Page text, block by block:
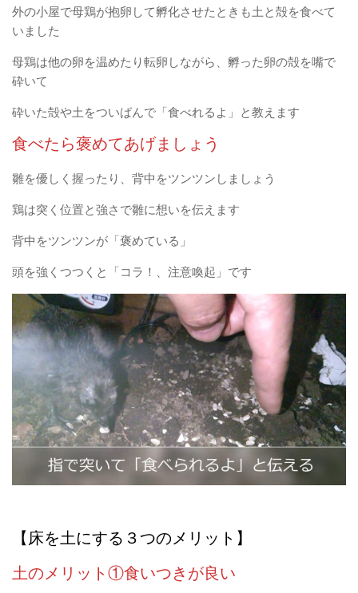
外の小屋で母鶏が抱卵して孵化させたときも土と殻を食べて
いました
母鶏は他の卵を温めたり転卵しながら、孵った卵の殻を嘴で
砕いて
砕いた殻や土をついばんで「食べれるよ」と教えます
食べたら褒めてあげましょう
雛を優しく握ったり、背中をツンツンしましょう
鶏は突く位置と強さで雛に想いを伝えます
背中をツンツンが「褒めている」
頭を強くつつくと「コラ！、注意喚起」です
【床を土にする３つのメリット】
土のメリット①食いつきが良い